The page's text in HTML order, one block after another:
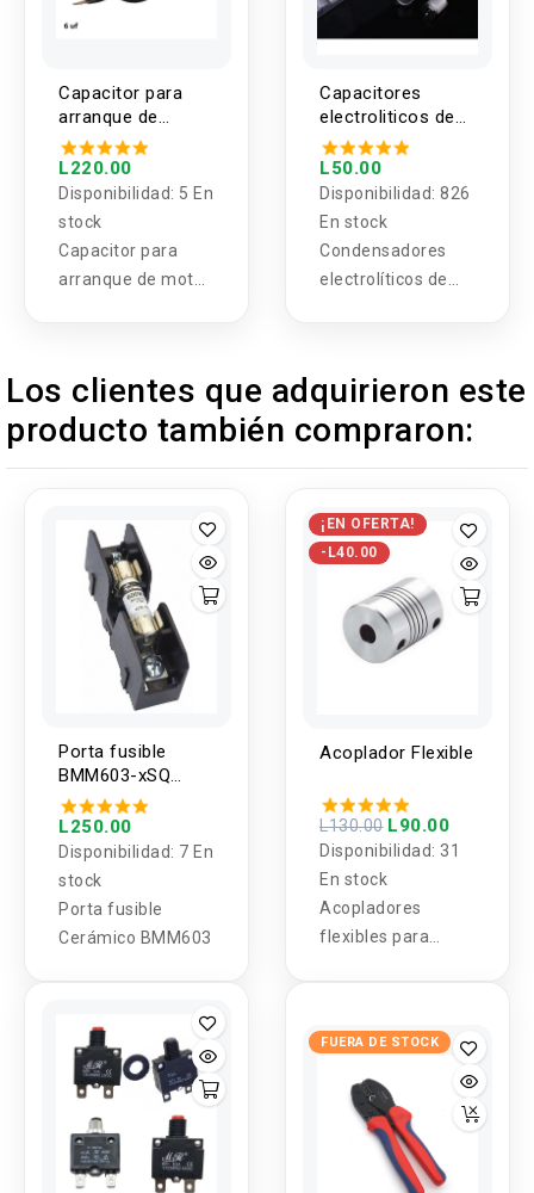
Capacitor para
arranque de
motor 6-40UF
L220.00
Disponibilidad: 5 En
stock
Capacitor para
arranque de motor
Capacitores
electroliticos de
aluminio SMD 1
valor (4 unidades)
L50.00
Disponibilidad: 826
En stock
Condensadores
electrolíticos de
Los clientes que adquirieron este
producto también compraron:
Porta fusible
BMM603-xSQ
10x38mm
L250.00
Disponibilidad: 7 En
stock
Porta fusible
Cerámico BMM603
¡EN OFERTA!
-L40.00
Acoplador Flexible
L130.00 L90.00
Disponibilidad: 31
En stock
Acopladores
flexibles para
y Servomotores
FUERA DE STOCK